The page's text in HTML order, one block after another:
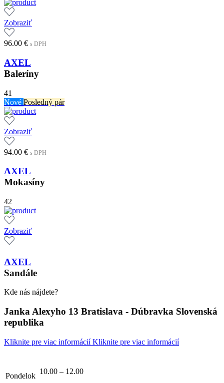
Zobraziť
96.00 € s DPH
AXEL
Baleríny
41
Nové Posledný pár
Zobraziť
94.00 € s DPH
AXEL
Mokasíny
42
Zobraziť
AXEL
Sandále
Kde nás nájdete?
Janka Alexyho 13 Bratislava - Dúbravka Slovenská
republika
Kliknite pre viac informáciíKliknite pre viac informácií
Pondelok
10.00 – 12.00